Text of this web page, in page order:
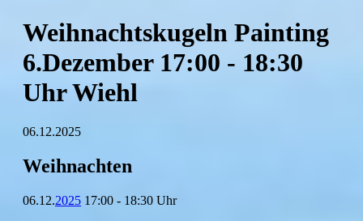
Weihnachtskugeln Painting
6.Dezember 17:00 - 18:30
Uhr Wiehl
06.12.2025
Weihnachten
06.12.2025 17:00 - 18:30 Uhr